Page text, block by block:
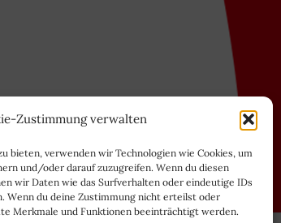
Zustimmung verwalten
bieten, verwenden wir Technologien wie Cookies, um
und/oder darauf zuzugreifen. Wenn du diesen
wir Daten wie das Surfverhalten oder eindeutige IDs
Wenn du deine Zustimmung nicht erteilst oder
Merkmale und Funktionen beeinträchtigt werden.